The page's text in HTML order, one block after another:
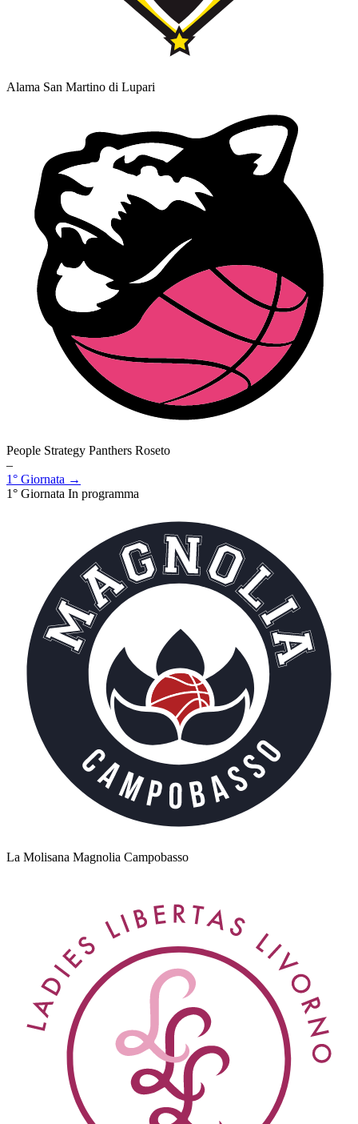
Alama San Martino di Lupari
People Strategy Panthers Roseto
–
1° Giornata →
1° Giornata In programma
La Molisana Magnolia Campobasso